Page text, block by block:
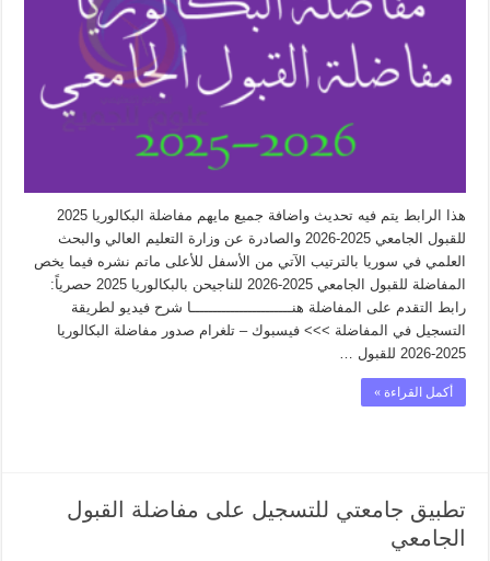
2025-
2026
مغلقة
هذا الرابط يتم فيه تحديث واضافة جميع مايهم مفاضلة البكالوريا 2025
للقبول الجامعي 2025-2026 والصادرة عن وزارة التعليم العالي والبحث
العلمي في سوريا بالترتيب الآتي من الأسفل للأعلى ماتم نشره فيما يخص
المفاضلة للقبول الجامعي 2025-2026 للناجيحن بالبكالوريا 2025 حصرياً:
رابط التقدم على المفاضلة هنـــــــــــــــــــــــا شرح فيديو لطريقة
التسجيل في المفاضلة >>> فيسبوك – تلغرام صدور مفاضلة البكالوريا
2025-2026 للقبول …
أكمل القراءة »
تطبيق جامعتي للتسجيل على مفاضلة القبول
الجامعي